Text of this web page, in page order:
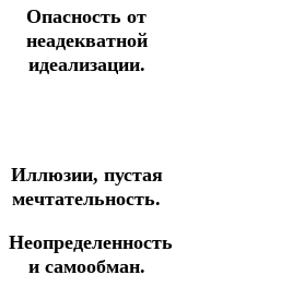
Опасность от
неадекватной
идеализации.
Иллюзии, пустая
мечтательность.
Неопределенность
и самообман.